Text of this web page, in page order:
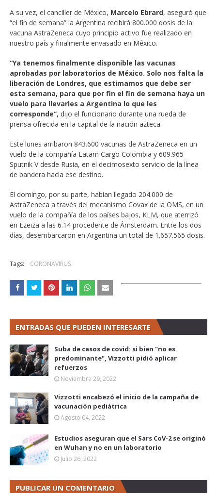
A su vez, el canciller de México, Marcelo Ebrard, aseguró que
“el fin de semana” la Argentina recibirá 800.000 dosis de la
vacuna AstraZeneca cuyo principio activo fue realizado en
nuestro país y finalmente envasado en México.
“Ya tenemos finalmente disponible las vacunas
aprobadas por laboratorios de México. Solo nos falta la
liberación de Londres, que estimamos que debe ser
esta semana, para que por fin el fin de semana haya un
vuelo para llevarles a Argentina lo que les
corresponde”, dijo el funcionario durante una rueda de
prensa ofrecida en la capital de la nación azteca.
Este lunes arribaron 843.600 vacunas de AstraZeneca en un
vuelo de la compañía Latam Cargo Colombia y 609.965
Sputnik V desde Rusia, en el decimosexto servicio de la línea
de bandera hacia ese destino.
El domingo, por su parte, habían llegado 204.000 de
AstraZeneca a través del mecanismo Covax de la OMS, en un
vuelo de la compañía de los países bajos, KLM, que aterrizó
en Ezeiza a las 6.14 procedente de Ámsterdam. Entre los dos
días, desembarcaron en Argentina un total de 1.657.565 dosis.
Tags: CORONAVIRUS
ENTRADAS QUE PUEDEN INTERESARTE
Suba de casos de covid: si bien "no es
predominante", Vizzotti pidió aplicar
refuerzos
Noviembre 29, 2022
Vizzotti encabezó el inicio de la campaña de
vacunación pediátrica
Agosto 04, 2022
Estudios aseguran que el Sars CoV-2 se originó
en Wuhan y no en un laboratorio
Julio 26, 2022
PUBLICAR UN COMENTARIO